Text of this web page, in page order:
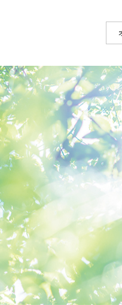
アクセス
北杜学園設置校
仙台青葉学院大学
仙台青葉学院短期大
仙台医療福祉専門学
仙台大原簿記情報
仙台工科専門学校
仙台デザイン専門学